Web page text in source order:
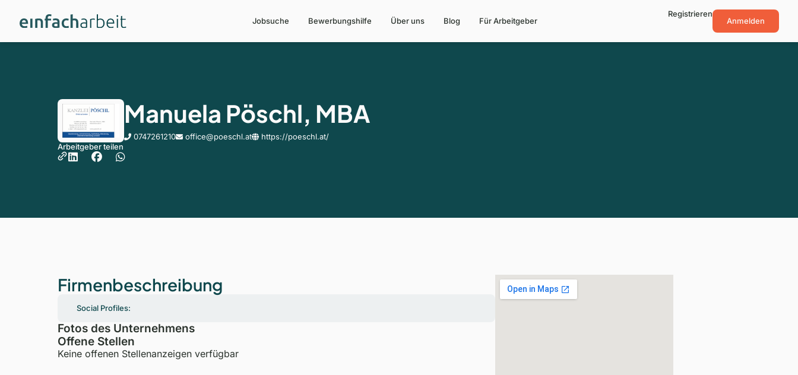
Jobsuche Bewerbungshilfe Über uns Blog Für Arbeitgeber
Registrieren
Anmelden
Manuela Pöschl, MBA
0747261210 office@poeschl.at
https://poeschl.at/
Arbeitgeber teilen
Firmenbeschreibung
Social Profiles:
Fotos des Unternehmens
Offene Stellen
Keine offenen Stellenanzeigen verfügbar